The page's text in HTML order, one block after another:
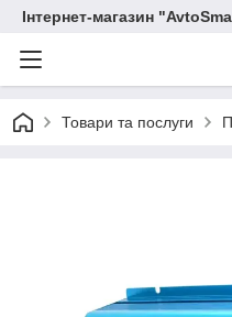
Інтернет-магазин
Товари та послуги